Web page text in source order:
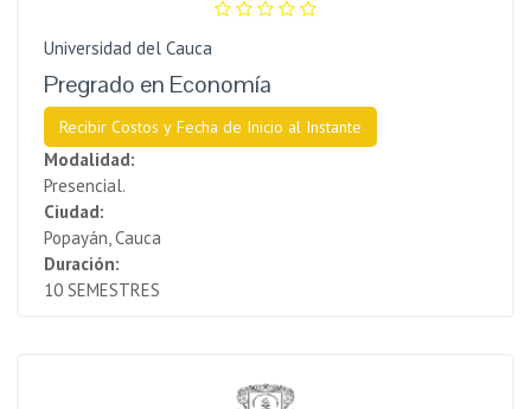
Universidad del Cauca
Pregrado en Economía
Recibir Costos y Fecha de Inicio al Instante
Modalidad:
Presencial.
Ciudad:
Popayán, Cauca
Duración:
10 SEMESTRES